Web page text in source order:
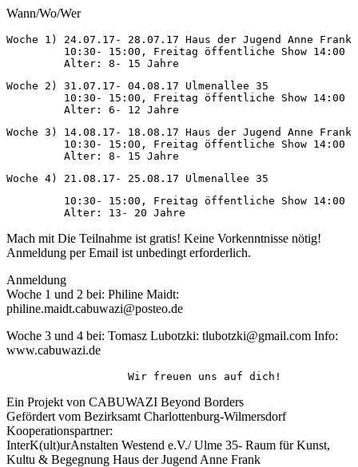
Wann/Wo/Wer
Woche 1) 24.07.17- 28.07.17 Haus der Jugend Anne Frank
         10:30- 15:00, Freitag öffentliche Show 14:00
Woche 2) 31.07.17- 04.08.17 Ulmenallee 35
         10:30- 15:00, Freitag öffentliche Show 14:00
Woche 3) 14.08.17- 18.08.17 Haus der Jugend Anne Frank
         10:30- 15:00, Freitag öffentliche Show 14:00
         10:30- 15:00, Freitag öffentliche Show 14:00
Mach mit Die Teilnahme ist gratis! Keine Vorkenntnisse nötig!
Anmeldung per Email ist unbedingt erforderlich.
Anmeldung
Woche 1 und 2 bei: Philine Maidt:
philine.maidt.cabuwazi@posteo.de
Woche 3 und 4 bei: Tomasz Lubotzki: tlubotzki@gmail.com Info:
www.cabuwazi.de
Ein Projekt von CABUWAZI Beyond Borders
Gefördert vom Bezirksamt Charlottenburg-Wilmersdorf
Kooperationspartner:
InterK(ult)urAnstalten Westend e.V./ Ulme 35- Raum für Kunst,
Kultu & Begegnung Haus der Jugend Anne Frank